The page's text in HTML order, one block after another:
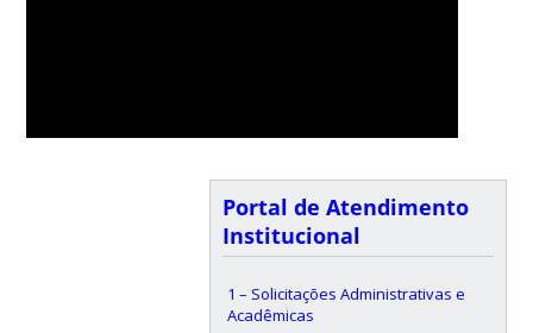
Portal de Atendimento
Institucional
1 – Solicitações Administrativas e
Acadêmicas